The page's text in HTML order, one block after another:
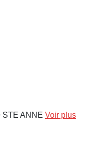
STE ANNE Voir plus